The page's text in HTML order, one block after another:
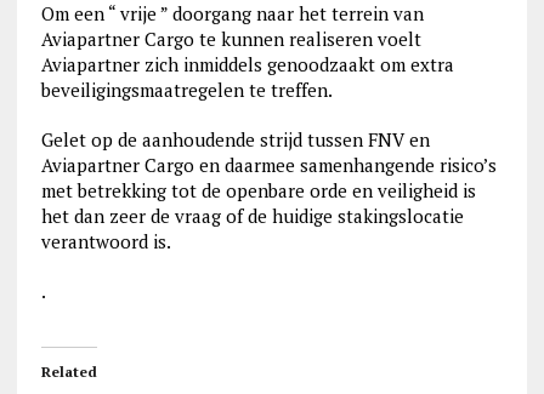
Om een “ vrije ” doorgang naar het terrein van
Aviapartner Cargo te kunnen realiseren voelt
Aviapartner zich inmiddels genoodzaakt om extra
beveiligingsmaatregelen te treffen.
Gelet op de aanhoudende strijd tussen FNV en
Aviapartner Cargo en daarmee samenhangende risico’s
met betrekking tot de openbare orde en veiligheid is
het dan zeer de vraag of de huidige stakingslocatie
verantwoord is.
.
Related